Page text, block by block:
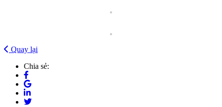
Quay lại
Chia sẻ: